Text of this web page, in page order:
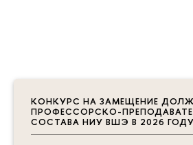
КОНКУРС НА ЗАМЕЩЕНИЕ
ПРОФЕССОРСКО-
СОСТАВА НИУ ВШЭ В 2026 ГОДУ